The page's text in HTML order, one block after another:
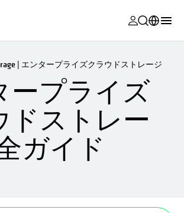
新しいタ
Helios
新しいタ
Alta
新しいタ
サポート
新しいタ
新しいタ
新しいタ
Cohesity
新しいタ
新しいタ
Deutsch (Germany)
Français (France)
Português (Brazil)
Español (Spain)
| エンタープライズクラウドストレージ
ープライズ
ドストレー
ガイド